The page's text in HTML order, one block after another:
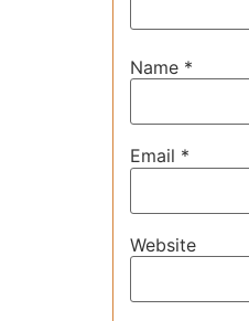
Name *
Email *
Website